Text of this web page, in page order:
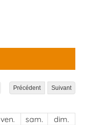
Précédent Suivant
ven. sam.
dim.